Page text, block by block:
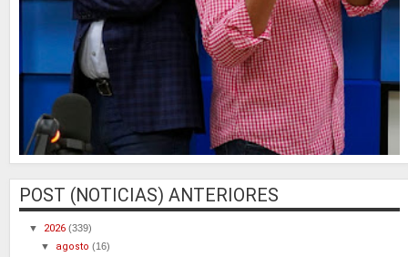
POST (NOTICIAS) ANTERIORES
▼ 2026 (339)
▼ agosto(16)